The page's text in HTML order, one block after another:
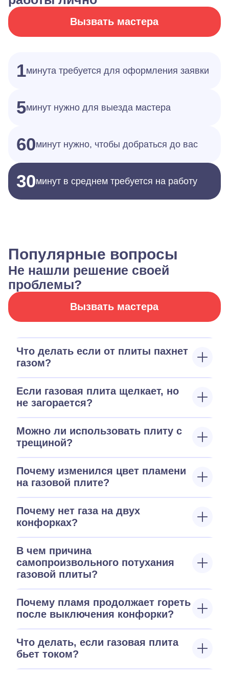
Вызвать мастера
1минута требуется для оформления заявки
5минут нужно для выезда мастера
60минут нужно, чтобы добраться до вас
30минут в среднем требуется на работу
Популярные вопросы
Не нашли решение своей
проблемы?
Вызвать мастера
Что делать если от плиты пахнет
газом?
Если газовая плита щелкает, но
не загорается?
Можно ли использовать плиту с
трещиной?
Почему изменился цвет пламени
на газовой плите?
Почему нет газа на двух
конфорках?
В чем причина
самопроизвольного потухания
газовой плиты?
Почему пламя продолжает гореть
после выключения конфорки?
Что делать, если газовая плита
бьет током?